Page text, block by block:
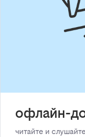
офлайн-
читайте и